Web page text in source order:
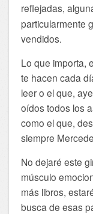
reflejadas,
particularmente
vendidos.
Lo que importa,
te hacen cada
leer o el que,
oídos todos los
como el que,
siempre
No dejaré este
músculo
más libros,
busca de esas